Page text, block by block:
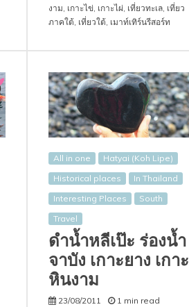
งาม เกาะไข่ เกาะไผ่ เที่ยวทะเล, เที่ยว
ภาคใต้, เที่ยวใต้, เมาท์เทิร์นรีสอร์ท
All in one
Hatyai (Koh Lipe)
Historical places
In Thailand
Interesting Places
South
Travel
ดำน้ำหลีเป๊ะ ร่องน้ำ
จาบัง เกาะยาง เกาะ
หินงาม
23/08/2011
1 min read